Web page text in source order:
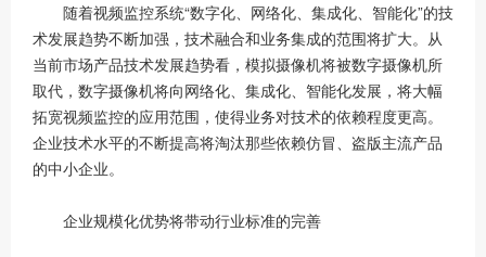
随着视频监控系统“数字化、网络化、集成化、智能化”的技
术发展趋势不断加强，技术融合和业务集成的范围将扩大。从
当前市场产品技术发展趋势看，模拟摄像机将被数字摄像机所
取代，数字摄像机将向网络化、集成化、智能化发展，将大幅
拓宽视频监控的应用范围，使得业务对技术的依赖程度更高。
企业技术水平的不断提高将淘汰那些依赖仿冒、盗版主流产品
的中小企业。
企业规模化优势将带动行业标准的完善